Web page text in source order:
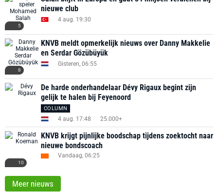
5
nieuwe club
4 aug. 19:30
8
KNVB meldt opmerkelijk nieuws over Danny Makkelie
en Serdar Gözübüyük
Gisteren, 06:55
De harde onderhandelaar Dévy Rigaux begint zijn
gelijk te halen bij Feyenoord
COLUMN
4 aug. 17:48 25.000+
10
KNVB krijgt pijnlijke boodschap tijdens zoektocht naar
nieuwe bondscoach
Vandaag, 06:25
Meer nieuws